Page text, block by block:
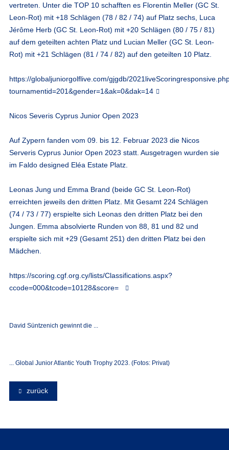
vertreten. Unter die TOP 10 schafften es Florentin Meller (GC St.
Leon-Rot) mit +18 Schlägen (78 / 82 / 74) auf Platz sechs, Luca
Jérôme Herb (GC St. Leon-Rot) mit +20 Schlägen (80 / 75 / 81)
auf dem geteilten achten Platz und Lucian Meller (GC St. Leon-
Rot) mit +21 Schlägen (81 / 74 / 82) auf den geteilten 10 Platz.
https://globaljuniorgolflive.com/gjgdb/
tournamentid=201&gender=1&ak=0&dak=14
Nicos Severis Cyprus Junior Open 2023
Auf Zypern fanden vom 09. bis 12. Februar 2023 die Nicos
Serveris Cyprus Junior Open 2023 statt. Ausgetragen wurden sie
im Faldo designed Eléa Estate Platz.
Leonas Jung und Emma Brand (beide GC St. Leon-Rot)
erreichten jeweils den dritten Platz. Mit Gesamt 224 Schlägen
(74 / 73 / 77) erspielte sich Leonas den dritten Platz bei den
Jungen. Emma absolvierte Runden von 88, 81 und 82 und
erspielte sich mit +29 (Gesamt 251) den dritten Platz bei den
Mädchen.
https://scoring.cgf.org.cy/lists/Classifications.aspx?
ccode=000&tcode=10128&score=
David Süntzenich gewinnt die ...
... Global Junior Atlantic Youth Trophy 2023. (Fotos: Privat)
zurück